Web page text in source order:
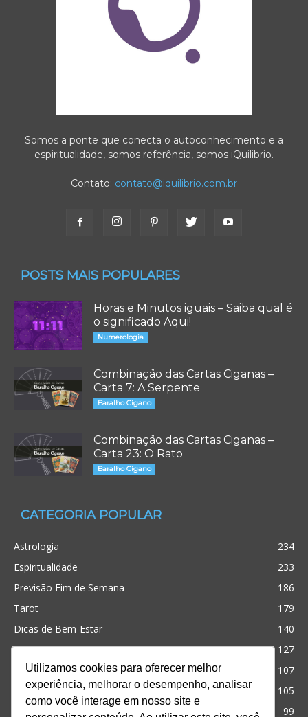
Utilizamos cookies para oferecer melhor
experiência, melhorar o desempenho, analisar
como você interage em nosso site e
Somos a ponte que conecta o autoconhecimento e a
espiritualidade, somos referência, somos iQuilibrio.
Contato: contato@iquilibrio.com.br
POSTS MAIS POPULARES
Horas e Minutos iguais – Saiba qual é
o significado Aqui!
Numerologia
Combinação das Cartas Ciganas –
Carta 7: A Serpente
Baralho Cigano
Combinação das Cartas Ciganas –
Carta 23: O Rato
Baralho Cigano
CATEGORIA POPULAR
Astrologia
234
Espiritualidade
233
Previsão Fim de Semana
186
Tarot
179
Dicas de Bem-Estar
140
Cristianismo
127
Simpatias
107
Significado dos sonhos
105
99